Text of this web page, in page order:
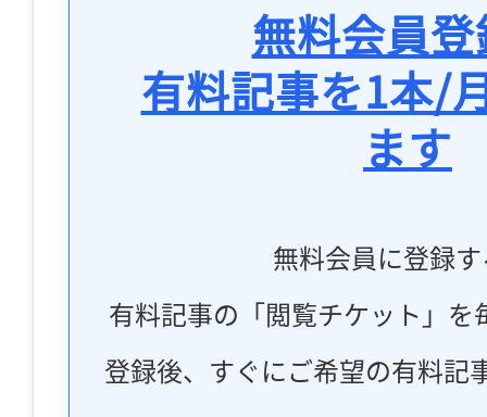
無料会員
有料記事を1本/
ます
無料会員に登録
有料記事の「閲覧チケット」
登録後、すぐにご希望の有料記